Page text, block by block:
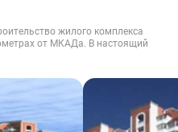
жилого комплекса
от МКАДа. В настоящий